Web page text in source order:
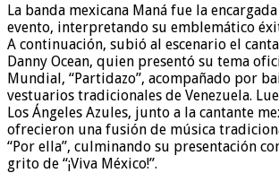
La banda mexicana Maná fue la
evento, interpretando su emblemático
A continuación, subió al escenario el
Danny Ocean, quien presentó su tema
Mundial, “Partidazo”, acompañado por
vestuarios tradicionales de Venezuela.
Los Ángeles Azules, junto a la cantante
ofrecieron una fusión de música
“Por ella”, culminando su presentación
grito de “¡Viva México!”.